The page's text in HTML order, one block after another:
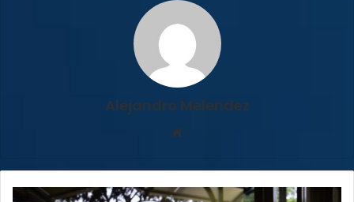
Alejandro Melendez
Defensoría